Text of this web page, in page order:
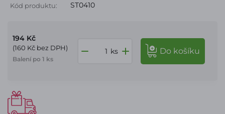
Kód produktu: ST0410
194 Kč
(160 Kč bez DPH)
Balení po 1 ks
ks do košíku